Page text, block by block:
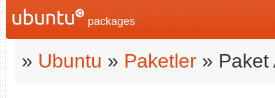
packages
» Ubuntu » Paketler » Paket